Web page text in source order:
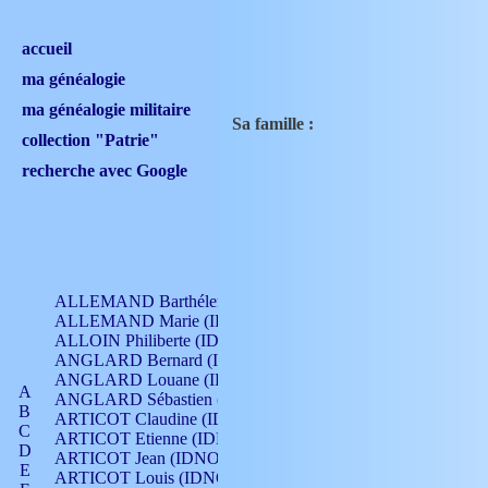
accueil
ma généalogie
ma généalogie militaire
collection "Patrie"
recherche avec Google
A
B
C
D
E
ALLEMAND Barthélemy (IDNO 330)
ALLEMAND Marie (IDNO 165)
ALLOIN Philiberte (IDNO 449)
ANGLARD Bernard (IDNO 4)
ANGLARD Louane (IDNO 4)
ANGLARD Sébastien (IDNO 4)
ARTICOT Claudine (IDNO 105)
ARTICOT Etienne (IDNO 420)
ARTICOT Jean (IDNO 210)
ARTICOT Louis (IDNO 420)
Sa famille :